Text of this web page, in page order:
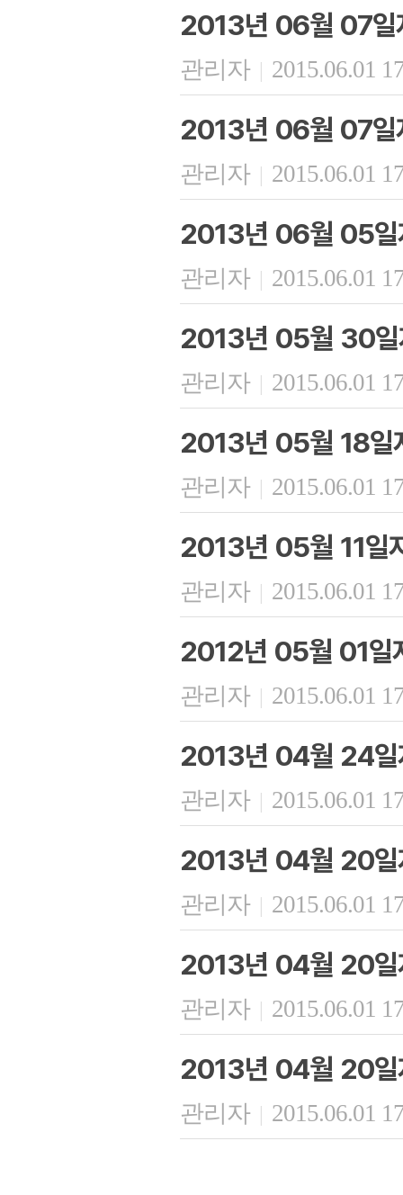
2013년 06월 07일
관리자 | 2015.06.01
2013년 06월 07일
관리자 | 2015.06.01
2013년 06월 05일
관리자 | 2015.06.01
2013년 05월 30일
관리자 | 2015.06.01
2013년 05월 18일
관리자 | 2015.06.01
2013년 05월 11일
관리자 | 2015.06.01
2012년 05월 01일
관리자 | 2015.06.01
2013년 04월 24일
관리자 | 2015.06.01
2013년 04월 20일
관리자 | 2015.06.01
2013년 04월 20일
관리자 | 2015.06.01
2013년 04월 20일
관리자 | 2015.06.01